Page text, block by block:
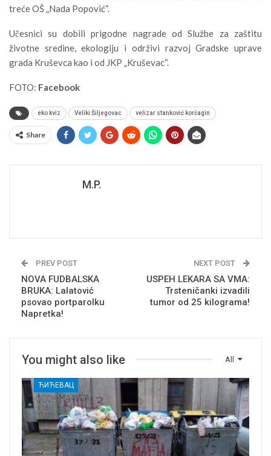
treće OŠ „Nada Popović“.
Učesnici su dobili prigodne nagrade od Službe za zaštitu
životne sredine, ekologiju i održivi razvoj Gradske uprave
grada Kruševca kao i od JKP „Kruševac“.
FOTO: Facebook
eko kviz Veliki Šiljegovac velizar stanković korčagin
Share
M.P.
PREV POST
NOVA FUDBALSKA
BRUKA: Lalatović
psovao portparolku
Napretka!
NEXT POST
USPEH LEKARA SA VMA:
Trsteničanki izvadili
tumor od 25 kilograma!
All
You might also like
ЋИЋЕВАЦ